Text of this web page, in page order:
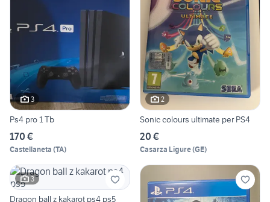
3
Ps4 pro 1 Tb
170 €
Castellaneta (TA)
2
Sonic colours ultimate per PS4
20 €
Casarza Ligure(GE)
3
Dragon ball z kakarot ps4 ps5